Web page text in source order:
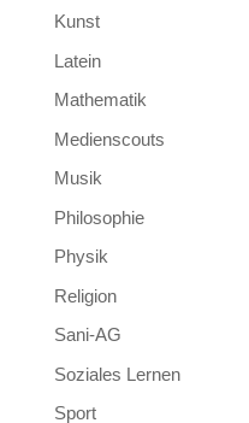
Kunst
Latein
Mathematik
Medienscouts
Musik
Philosophie
Physik
Religion
Sani-AG
Soziales Lernen
Sport